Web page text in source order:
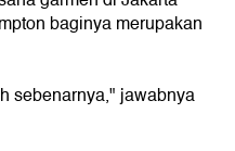
baginya merupakan
sebenarnya," jawabnya